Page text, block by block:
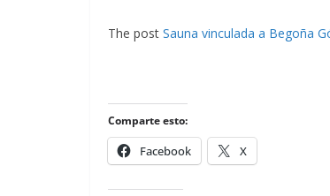
The post Sauna vinculada a Begoña
Comparte esto:
Facebook X